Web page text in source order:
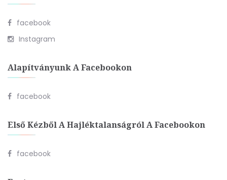
facebook
Instagram
Alapítványunk A Facebookon
facebook
Első Kézből A Hajléktalanságról A Facebookon
facebook